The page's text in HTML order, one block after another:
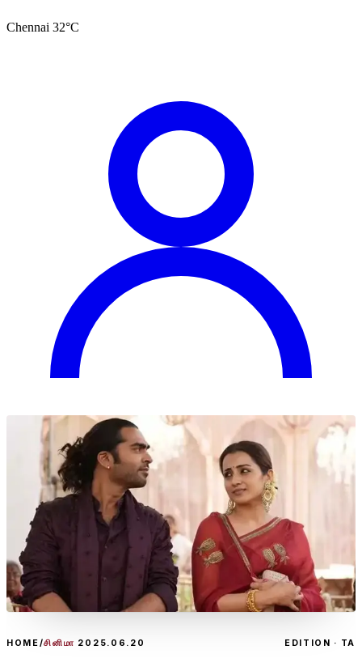
Chennai 32°C
HOME/சினிமா 2025.06.20 EDITION · TA